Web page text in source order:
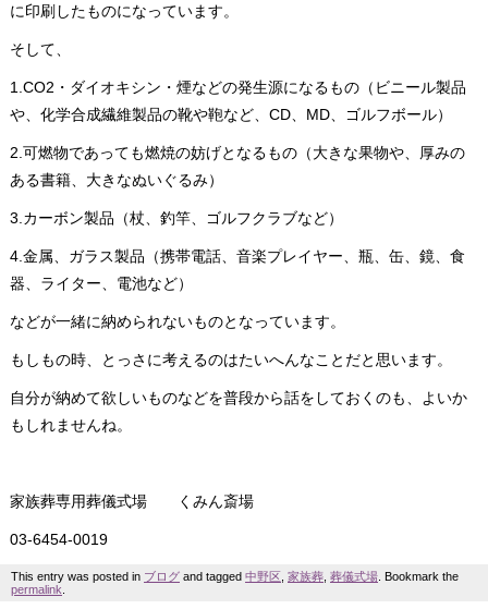
に印刷したものになっています。
そして、
1.CO2・ダイオキシン・煙などの発生源になるもの（ビニール製品
や、化学合成繊維製品の靴や鞄など、CD、MD、ゴルフボール）
2.可燃物であっても燃焼の妨げとなるもの（大きな果物や、厚みの
ある書籍、大きなぬいぐるみ）
3.カーボン製品（杖、釣竿、ゴルフクラブなど）
4.金属、ガラス製品（携帯電話、音楽プレイヤー、瓶、缶、鏡、食
器、ライター、電池など）
などが一緒に納められないものとなっています。
もしもの時、とっさに考えるのはたいへんなことだと思います。
自分が納めて欲しいものなどを普段から話をしておくのも、よいか
もしれませんね。
家族葬専用葬儀式場 くみん斎場
03-6454-0019
This entry was posted in ブログ and tagged 中野区 家族葬 葬儀式場 . Bookmark the
permalink